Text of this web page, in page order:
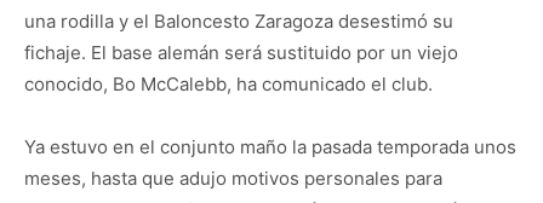
una rodilla y el Baloncesto Zaragoza desestimó su
fichaje. El base alemán será sustituido por un viejo
conocido, Bo McCalebb, ha comunicado el club.
Ya estuvo en el conjunto maño la pasada temporada unos
meses, hasta que adujo motivos personales para